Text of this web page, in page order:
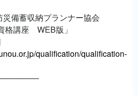
蓄収納プランナー協会
格講座 WEB版」
qualification/qualification-